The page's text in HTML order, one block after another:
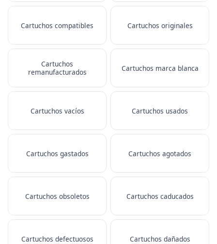
Cartuchos compatibles Cartuchos originales
Cartuchos
remanufacturados
Cartuchos marca blanca
Cartuchos vacíos Cartuchos usados
Cartuchos gastados Cartuchos agotados
Cartuchos obsoletos Cartuchos caducados
Cartuchos defectuosos Cartuchos dañados